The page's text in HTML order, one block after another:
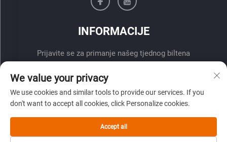
INFORMACIJE
Prijavite se za primanje našeg tjednog biltena
Pošalji
We value your privacy
We use cookies and similar tools to provide our services. If you
don't want to accept all cookies, click Personalize cookies.
Accept all